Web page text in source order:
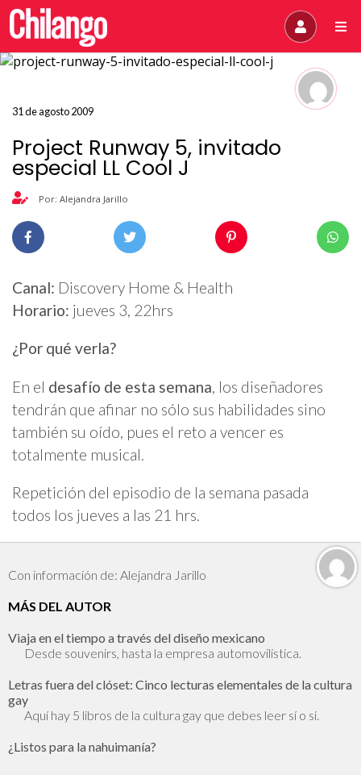
31 de agosto 2009
Project Runway 5, invitado
especial LL Cool J
Por: Alejandra Jarillo
Canal: Discovery Home & Health
Horario: jueves 3, 22hrs
¿Por qué verla?
En el desafío de esta semana , los diseñadores
tendrán que afinar no sólo sus habilidades sino
también su oído, pues el reto a vencer es
totalmente musical.
Repetición del episodio de la semana pasada
todos los jueves a las 21 hrs.
Con información de: Alejandra Jarillo
MÁS DEL AUTOR
Viaja en el tiempo a través del diseño mexicano
Desde souvenirs, hasta la empresa automovilística.
Letras fuera del clóset: Cinco lecturas elementales de la cultura
gay
Aquí hay 5 libros de la cultura gay que debes leer sí o sí.
¿Listos para la nahuimanía?